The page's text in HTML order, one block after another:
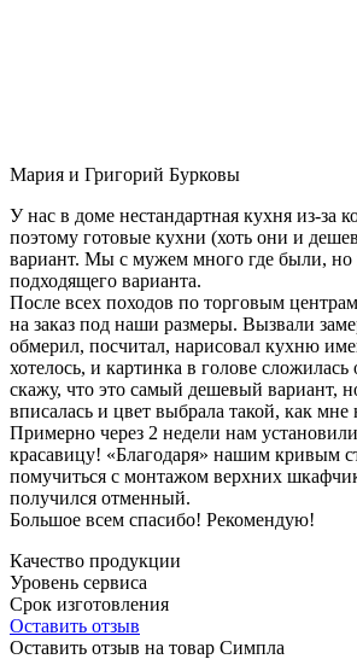
Мария и Григорий Бурковы
У нас в доме нестандартная кухня из-за
поэтому готовые кухни (хоть они и
вариант. Мы с мужем много где были,
подходящего варианта.
После всех походов по торговым
на заказ под наши размеры. Вызвали
обмерил, посчитал, нарисовал кухню
хотелось, и картинка в голове
скажу, что это самый дешевый вариант,
вписалась и цвет выбрала такой, как мне
Примерно через 2 недели нам
красавицу! «Благодаря» нашим кривым
помучиться с монтажом верхних
получился отменный.
Большое всем спасибо! Рекомендую!
Качество продукции
Уровень сервиса
Срок изготовления
Оставить отзыв
Оставить отзыв на товар Симпла